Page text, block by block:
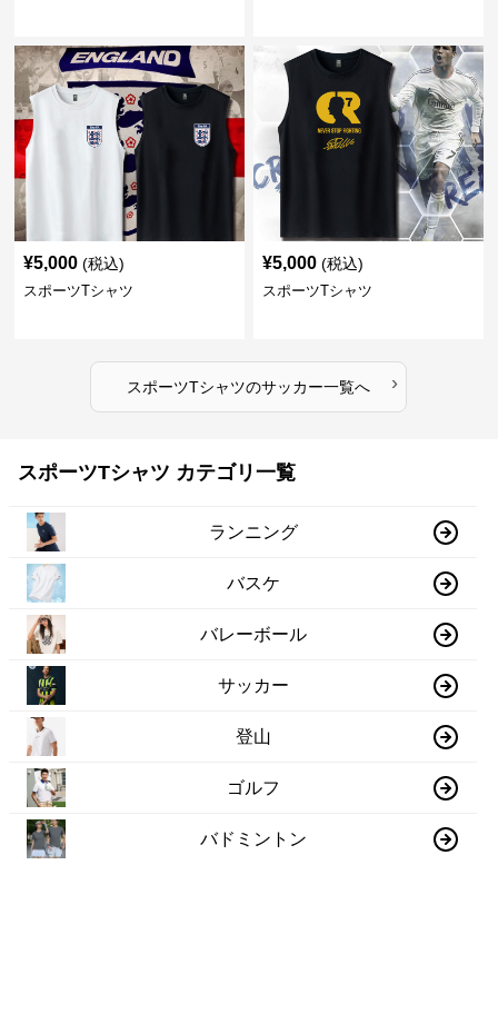
¥5,000 (税込)
スポーツTシャツ
¥5,000 (税込)
スポーツTシャツ
スポーツTシャツのサッカー一覧へ ›
スポーツTシャツ カテゴリ一覧
ランニング
バスケ
バレーボール
サッカー
登山
ゴルフ
バドミントン